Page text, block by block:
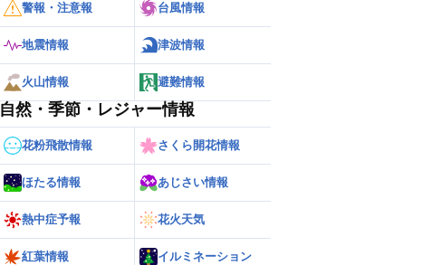
警報・注意報 台風情報
地震情報 津波情報
火山情報 避難情報
自然・季節・レジャー情報
花粉飛散情報 さくら開花情報
ほたる情報 あじさい情報
熱中症予報 花火天気
紅葉情報 イルミネーション